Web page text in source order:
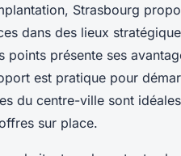
Strasbourg
dans des lieux
points présente ses
est pratique pour
du centre-ville sont
sur place.